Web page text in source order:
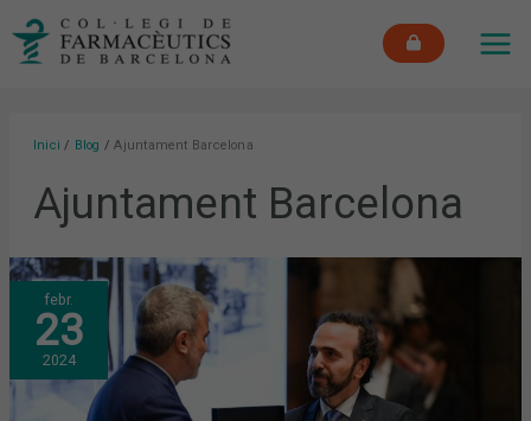
Inici Blog Ajuntament Barcelona
Ajuntament Barcelona
febr.
23
2024
EL
COFB
REP
LA
DISTINCIÓ
D’INSTITUCIÓ
CENTENÀRIA
DE
L’AJUNTAMENT